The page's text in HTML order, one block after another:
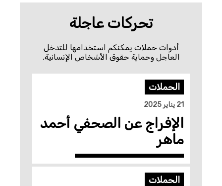
تحركات عاجلة
أدوات حملات يمكنكم استخدامها للتدخل
العاجل وحماية حقوق الأشخاص الإنسانية.
الحملات
الإفراج عن الصحفي أحمد
ماهر
الحملات